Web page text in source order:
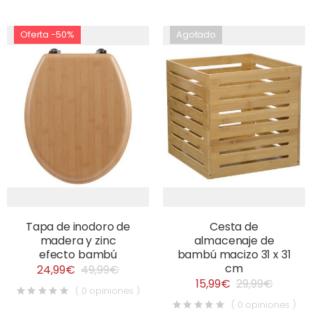
Oferta -50%
Tapa de inodoro de
madera y zinc
efecto bambú
24,99€ 49,99€
( 0 opiniones )
Agotado
Cesta de
almacenaje de
bambú macizo 31 x 31
cm
15,99€ 29,99€
( 0 opiniones )